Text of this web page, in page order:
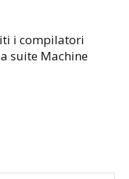
i compilatori
suite Machine